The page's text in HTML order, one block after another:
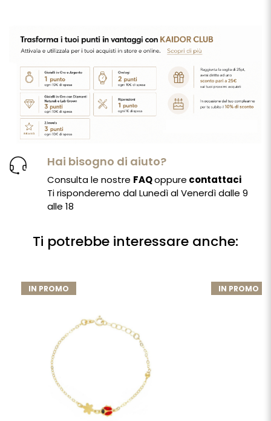
Hai bisogno di aiuto?
Consulta le nostre FAQoppure contattaci
Ti risponderemo dal Lunedì al Venerdì dalle 9
alle 18
Ti potrebbe interessare anche:
IN PROMO IN PROMO